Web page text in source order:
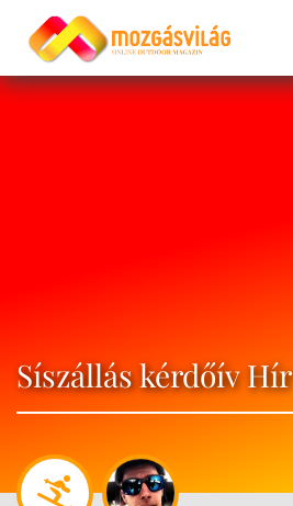
Síszállás kérdőív Hír